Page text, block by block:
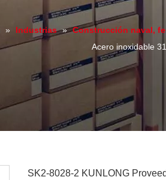
» Industrias » Construcción naval,
Acero inoxidable
SK2-8028-2 KUNLONG